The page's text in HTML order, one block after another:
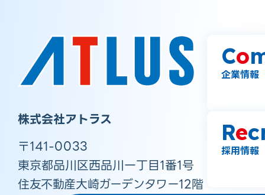
株式会社アトラス
〒141-0033
東京都品川区西品川一丁目1番1号
住友不動産大崎ガーデンタワー12階
Co
企業情報
Re
採用情報